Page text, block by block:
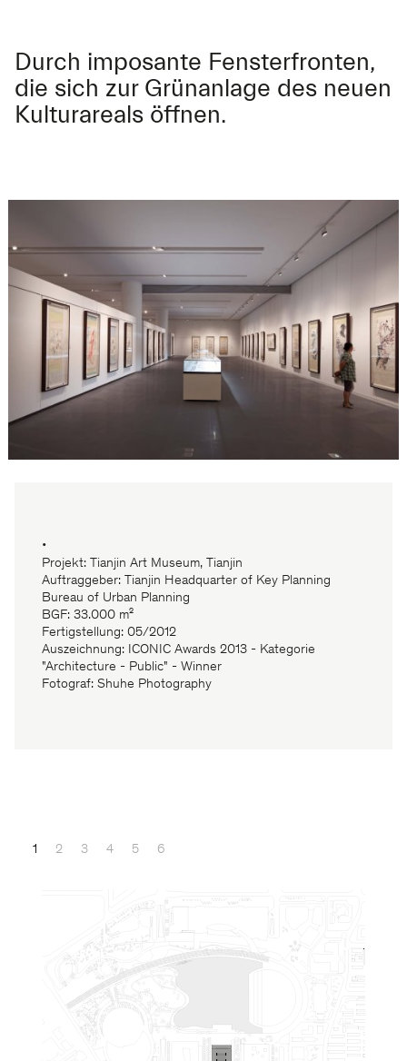
Durch imposante Fensterfronten,
die sich zur Grünanlage des neuen
Kulturareals öffnen.
•
Projekt: Tianjin Art Museum, Tianjin
Auftraggeber: Tianjin Headquarter of Key Planning
Bureau of Urban Planning
BGF: 33.000 m²
Fertigstellung: 05/2012
Auszeichnung: ICONIC Awards 2013 - Kategorie
"Architecture - Public" - Winner
Fotograf: Shuhe Photography
1 2 3 4 5 6